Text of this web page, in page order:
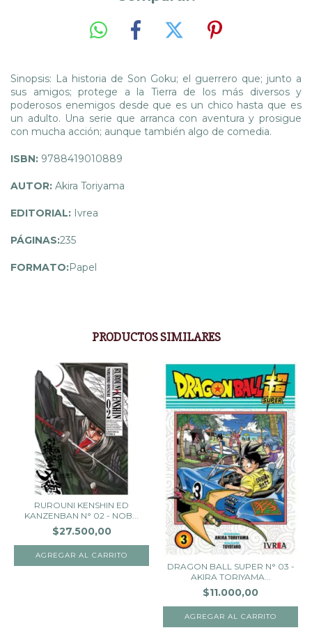
Sinopsis: La historia de Son Goku; el guerrero que; junto a
sus amigos; protege a la Tierra de los más diversos y
poderosos enemigos desde que es un chico hasta que es
un adulto. Una serie que arranca con aventura y prosigue
con mucha acción; aunque también algo de comedia.
ISBN: 9788419010889
AUTOR: Akira Toriyama
EDITORIAL: Ivrea
PÁGINAS:235
FORMATO:Papel
PRODUCTOS SIMILARES
RUROUNI KENSHIN ED
KANZENBAN N° 02 - NOB...
$27.500,00
DRAGON BALL SUPER N° 03 -
AKIRA TORIYAMA...
$11.000,00